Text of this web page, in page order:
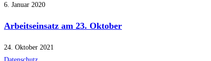
6. Januar 2020
Arbeitseinsatz am 23. Oktober
24. Oktober 2021